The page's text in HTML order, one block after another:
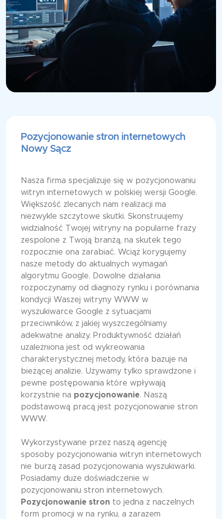
Pozycjonowanie stron internetowych
Nowy Sącz
Nasza firma specjalizuje się w pozycjonowaniu
witryn internetowych w polskiej wersji Google.
Większość zlecanych nam realizacji ma
niezwykle szczytowe skutki. Skonstruujemy
widzialność Twojej witryny na popularne frazy
zespolone z Twoją branżą, na skutek tego
rozpocznie ona zarabiać. Wciąż korygujemy
nasze metody do aktualnych wymagań
algorytmu Google. Dowolne działania
rozpoczynamy od diagnozy rynku i porównania
kondycji Waszej witryny WWW w
wyszukiwarce Google z sytuacjami
przeciwników, z jakiej wyszczególniamy
adekwatne analizy. Produktywność działań
uzależniona jest od wykreowania
charakterystycznej metody, która bazuje na
bieżącej analizie. Używamy tylko sprawdzone i
pewne postępowania które wpływają
korzystnie na pozycjonowanie. Naszą
podstawową pracą jest pozycjonowanie stron
WWW.
Wykorzystywane przez naszą agencję
sposoby pozycjonowania witryn internetowych
nie burzą zasad pozycjonowania wyszukiwarki.
Posiadamy duże doświadczenie w
pozycjonowaniu stron internetowych.
Pozycjonowanie stron to jedna z naczelnych
form promocji w na rynku, a zarazem